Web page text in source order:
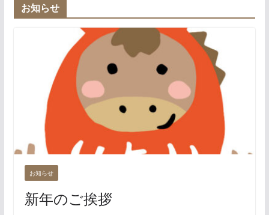
お知らせ
お知らせ
新年のご挨拶